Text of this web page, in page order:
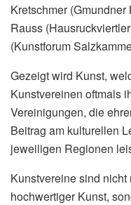
Kretschmer
Rauss
(Kunstforum
Gezeigt wird Kunst,
Kunstvereinen oftmals
Vereinigungen, die
Beitrag am kulturellen
jeweiligen Regionen
Kunstvereine sind
hochwertiger Kunst,